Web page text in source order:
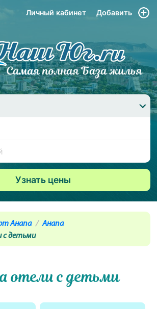
Личный кабинет Добавить
Анапа
Анапа
с детьми
отели с детьми